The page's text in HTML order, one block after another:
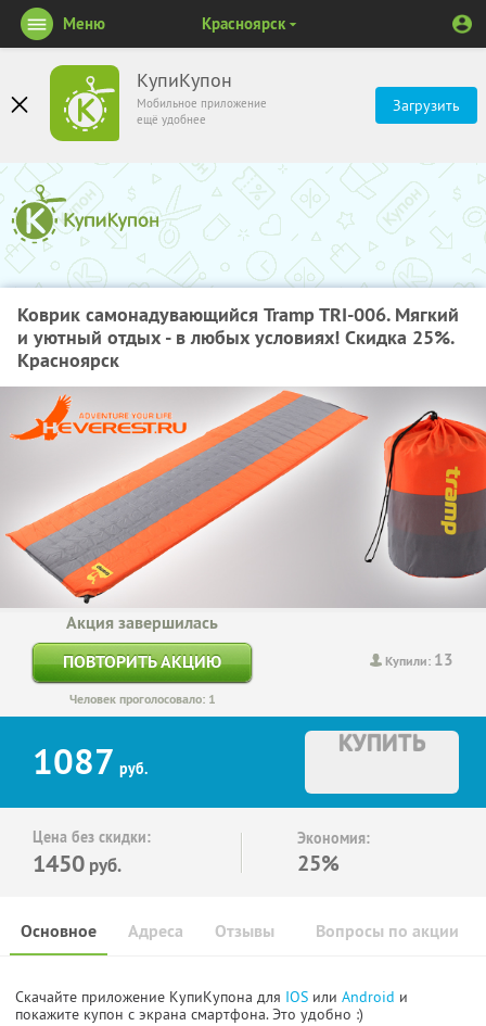
КупиКупон
Мобильное приложение
ещё удобнее
Загрузить
Меню Красноярск
Коврик самонадувающийся Tramp TRI-006. Мягкий
и уютный отдых - в любых условиях! Скидка 25%.
Красноярск
Купили: 13
Акция завершилась
ПОВТОРИТЬ АКЦИЮ
Человек проголосовало: 1
1087 руб.
КУПИТЬ
Цена без скидки:
1450 руб.
Экономия:
25%
Основное Отзывы Вопросы по акции
Адреса
Скачайте приложение КупиКупона для IOS или Android и
покажите купон с экрана смартфона. Это удобно :)